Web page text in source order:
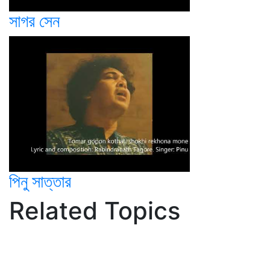
সাগর সেন
পিনু সাত্তার
Related Topics